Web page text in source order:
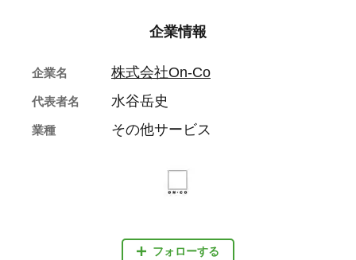
企業情報
フォローする
企業名 株式会社On-Co
代表者名 水谷岳史
業種 その他サービス